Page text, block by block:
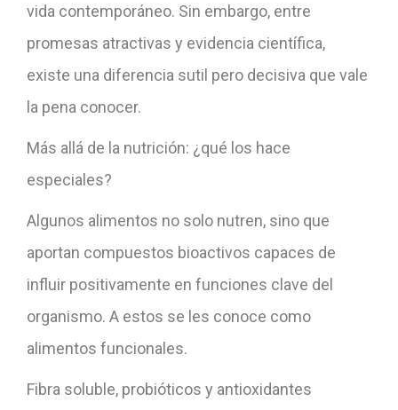
vida contemporáneo. Sin embargo, entre
promesas atractivas y evidencia científica,
existe una diferencia sutil pero decisiva que vale
la pena conocer.
Más allá de la nutrición: ¿qué los hace
especiales?
Algunos alimentos no solo nutren, sino que
aportan compuestos bioactivos capaces de
influir positivamente en funciones clave del
organismo. A estos se les conoce como
alimentos funcionales.
Fibra soluble, probióticos y antioxidantes